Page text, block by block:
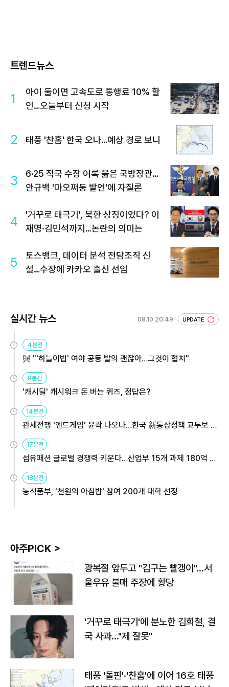
트렌드뉴스
1
아이 둘이면 고속도로 통행료 10% 할
인…오늘부터 신청 시작
2 태풍 '찬홈' 한국 오나…예상 경로 보니
3
6·25 적국 수장 어록 읊은 국방장관…
안규백 '마오쩌둥 발언'에 자질론
4
'거꾸로 태극기', 북한 상징이었다? 이
재명·김민석까지…논란의 의미는
5
토스뱅크, 데이터 분석 전담조직 신
설…수장에 카카오 출신 선임
실시간 뉴스 08.10 20:49 UPDATE
4분전
與 "'하늘이법' 여야 공동 발의 괜찮아…그것이 협치"
9분전
'캐시딜' 캐시워크 돈 버는 퀴즈, 정답은?
14분전
관세전쟁 '엔드게임' 윤곽 나오나…한국 新통상정책 교두보 활
용해야
17분전
섬유패션 글로벌 경쟁력 키운다…산업부 15개 과제 180억 지
원
18분전
농식품부, '천원의 아침밥' 참여 200개 대학 선정
아주PICK >
광복절 앞두고 "김구는 빨갱이"…서
울우유 불매 주장에 황당
'거꾸로 태극기'에 분노한 김희철, 결
국 사과…"제 잘못"
태풍 '돌핀'·'찬홈'에 이어 16호 태풍